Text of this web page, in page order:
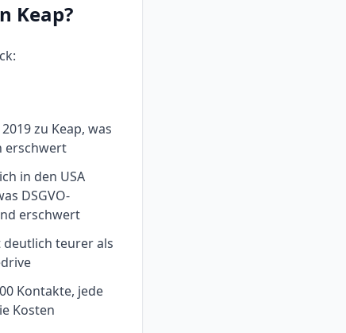
Keap?
zu Keap, was
erschwert
in den USA
DSGVO-
erschwert
deutlich teurer als
Kontakte, jede
Kosten